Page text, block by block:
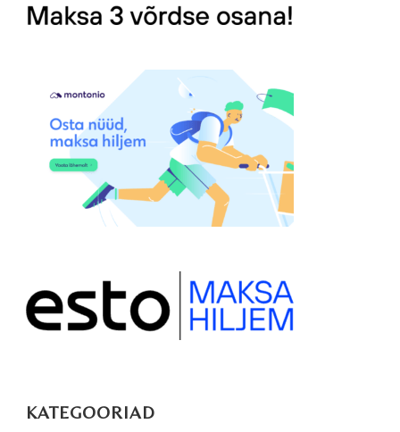
KATEGOORIAD